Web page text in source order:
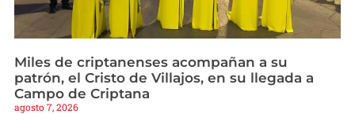
Miles de criptanenses acompañan a su
patrón, el Cristo de Villajos, en su llegada a
Campo de Criptana
agosto 7, 2026